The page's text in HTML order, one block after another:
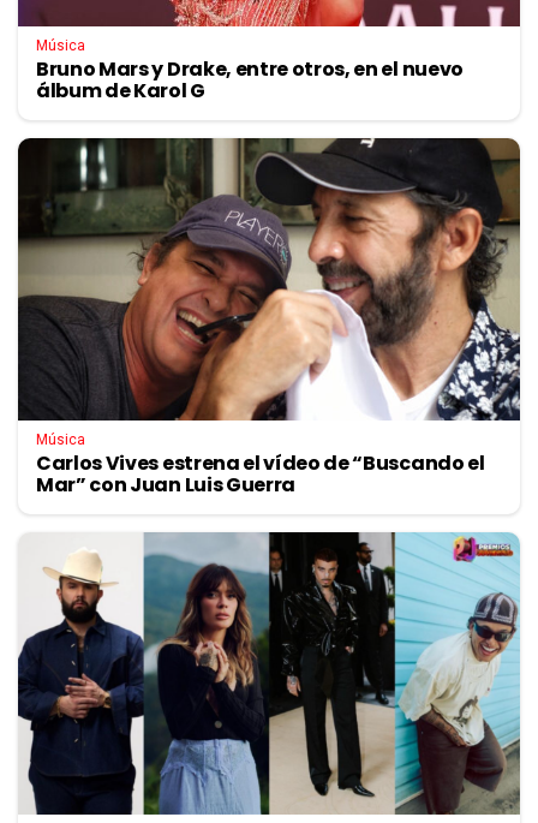
Música
Bruno Mars y Drake, entre otros, en el nuevo
álbum de Karol G
Música
Carlos Vives estrena el vídeo de “Buscando el
Mar” con Juan Luis Guerra